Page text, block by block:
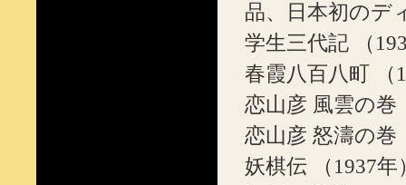
品、日本初のデ
学生三代記 （
春霞八百八町 （
恋山彦 風雲の巻
恋山彦 怒濤の巻
妖棋伝 （1937年